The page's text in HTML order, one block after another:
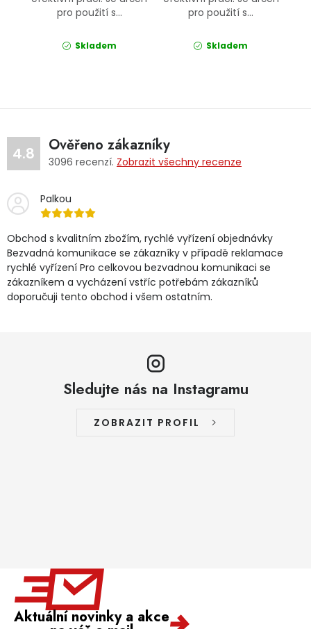
pro použití s...
Skladem
pro použití s...
Skladem
4.8 Ověřeno zákazníky
3096 recenzí. Zobrazit všechny recenze
Palkou
Obchod s kvalitním zbožím, rychlé vyřízení objednávky
Bezvadná komunikace se zákazníky v případě reklamace
rychlé vyřízení Pro celkovou bezvadnou komunikaci se
zákazníkem a vycházení vstříc potřebám zákazníků
doporučuji tento obchod i všem ostatním.
Sledujte nás na Instagramu
ZOBRAZIT PROFIL
Aktuální novinky a akce